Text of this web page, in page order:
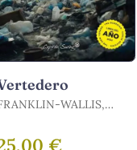
WALLIS,
€